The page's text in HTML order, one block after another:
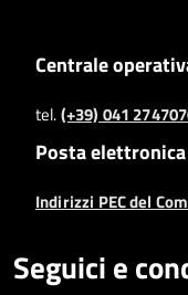
Centrale
tel.(+39) 041
Posta
Indirizzi PEC del
Seguici e